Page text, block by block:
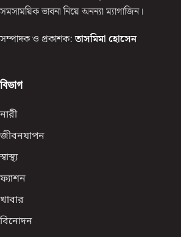
সমসাময়িক ভাবনা নিয়ে অনন্যা ম্যাগাজিন।
সম্পাদক ও প্রকাশক: তাসমিমা হোসেন
বিভাগ
নারী
জীবনযাপন
স্বাস্থ্য
ফ্যাশন
খাবার
বিনোদন